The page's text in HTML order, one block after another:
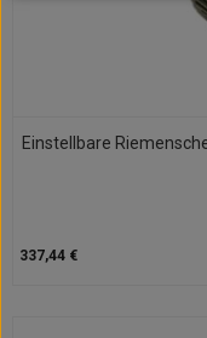
Einstellbare
337,44 €